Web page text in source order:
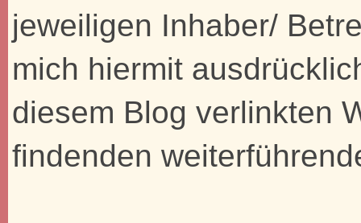
jeweiligen Inhaber/
mich hiermit
diesem Blog verlinkten
findenden